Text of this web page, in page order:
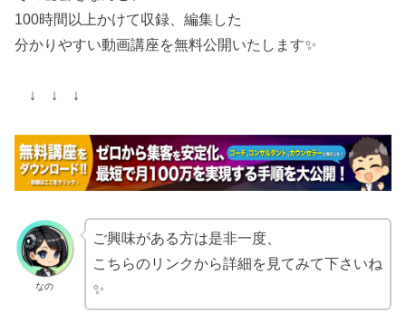
100時間以上かけて収録、編集した
分かりやすい動画講座を無料公開いたします✨
↓ ↓ ↓
なの
ご興味がある方は是非一度、
こちらのリンクから詳細を見てみて下さいね
✨